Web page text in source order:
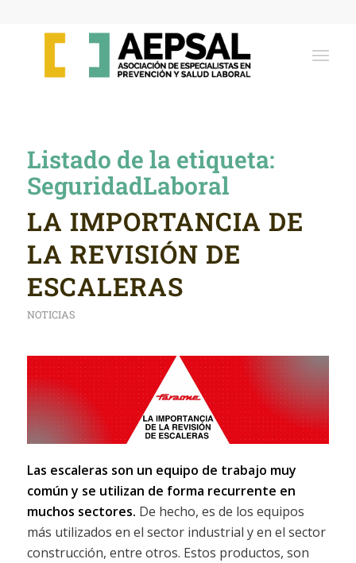
Listado de la etiqueta:
SeguridadLaboral
LA IMPORTANCIA DE
LA REVISIÓN DE
ESCALERAS
NOTICIAS
Las escaleras son un equipo de trabajo muy
común y se utilizan de forma recurrente en
muchos sectores. De hecho, es de los equipos
más utilizados en el sector industrial y en el sector
construcción, entre otros. Estos productos, son